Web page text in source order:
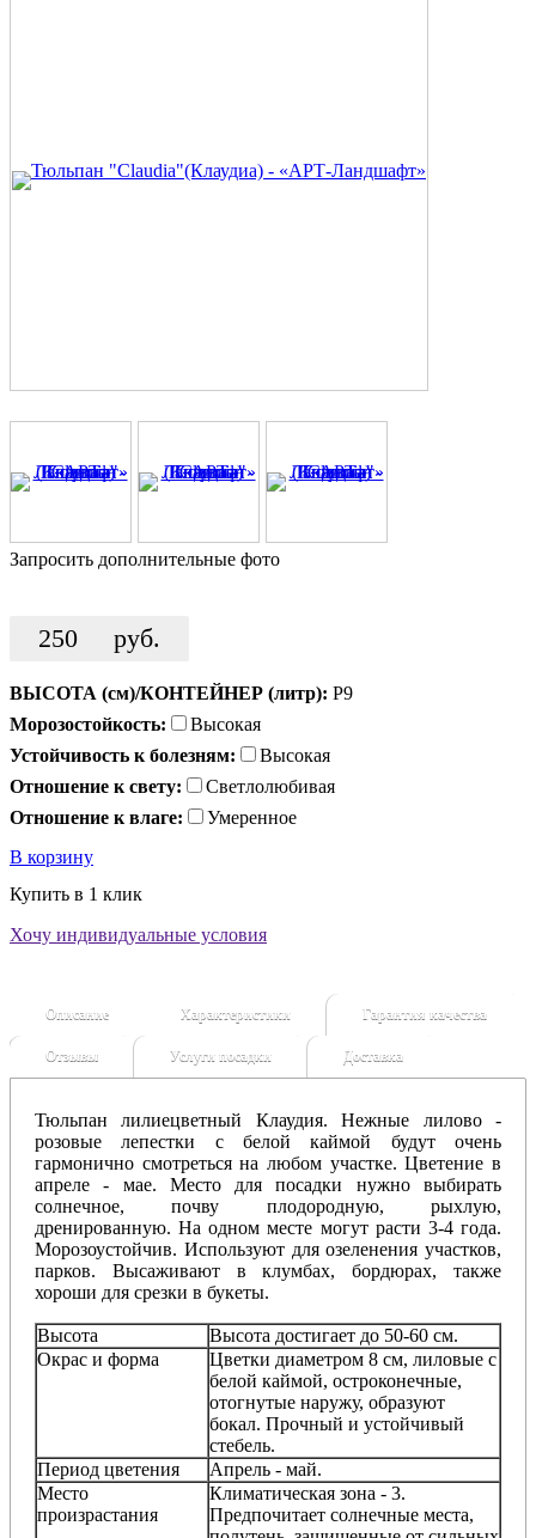
Запросить дополнительные фото
250 руб.
ВЫСОТА (см)/КОНТЕЙНЕР (литр): Р9
Морозостойкость:
Высокая
Устойчивость к болезням:
Высокая
Отношение к свету:
Светлолюбивая
Отношение к влаге:
Умеренное
В корзину
Купить в 1 клик
Хочу индивидуальные условия
Описание Характеристики Гарантия качества
Отзывы Услуги посадки Доставка
Тюльпан лилиецветный Клаудия. Нежные лилово -
розовые лепестки с белой каймой будут очень
гармонично смотреться на любом участке. Цветение в
апреле - мае. Место для посадки нужно выбирать
солнечное, почву плодородную, рыхлую,
дренированную. На одном месте могут расти 3-4 года.
Морозоустойчив. Используют для озеленения участков,
парков. Высаживают в клумбах, бордюрах, также
хороши для срезки в букеты.
Высота
Высота достигает до 50-60 см.
Окрас и форма
Цветки диаметром 8 см, лиловые с
белой каймой, остроконечные,
отогнутые наружу, образуют
бокал. Прочный и устойчивый
стебель.
Период цветения
Апрель - май.
Место
произрастания
Климатическая зона - 3.
Предпочитает солнечные места,